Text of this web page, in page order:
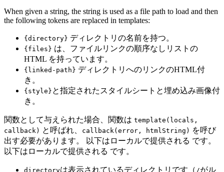
When given a string, the string is used as a file path to load and then
the following tokens are replaced in templates:
{directory} ディレクトリの名前を持つ。
{files} は、ファイルリンクの順序なしリストの
HTML を持っています。
{linked-path} ディレクトリへのリンクのHTML付
き。
{style} と指定されたスタイルシートと埋め込み画像付
き。
関数として与えられた場合、関数は template(locals,
callback) と呼ばれ、 callback(error, htmlString) を呼び
出す必要があります。 以下はローカルで提供される です。
以下はローカルで提供される です。
directoryは表示されているディレクトリです（ /がル